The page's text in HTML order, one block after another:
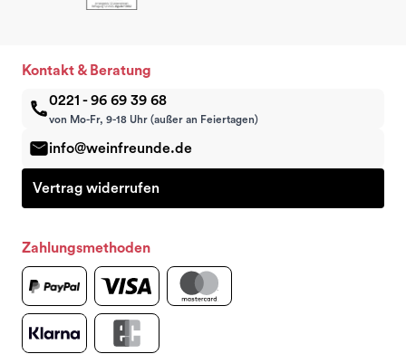
Kontakt & Beratung
0221 - 96 69 39 68
von Mo-Fr, 9-18 Uhr (außer an Feiertagen)
info@weinfreunde.de
Vertrag widerrufen
Zahlungsmethoden